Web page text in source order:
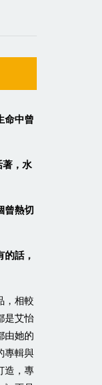
命中曾
，水
曾熱切
話，
，相較
是艾怡
由她的
專輯與
造，專